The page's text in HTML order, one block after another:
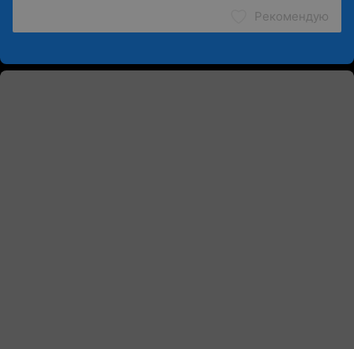
Рекомендую